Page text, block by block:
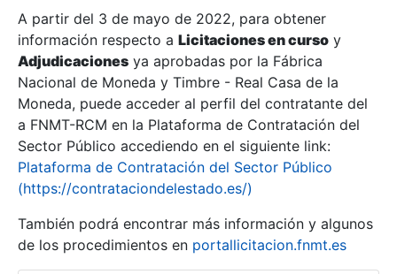
Show/Hide
Show/Hide
A partir del 3 de mayo de 2022, para obtener
información respecto a Licitaciones en curso y
Adjudicaciones ya aprobadas por la Fábrica
Nacional de Moneda y Timbre - Real Casa de la
Moneda, puede acceder al perfil del contratante del
a FNMT-RCM en la Plataforma de Contratación del
Sector Público accediendo en el siguiente link:
Plataforma de Contratación del Sector Público
(https://contrataciondelestado.es/)
También podrá encontrar más información y algunos
de los procedimientos en portallicitacion.fnmt.es